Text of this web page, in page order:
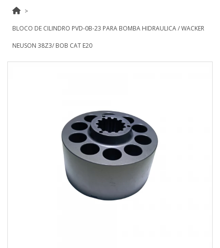
BLOCO DE CILINDRO PVD-0B-23 PARA BOMBA HIDRAULICA / WACKER
NEUSON 38Z3/ BOB CAT E20